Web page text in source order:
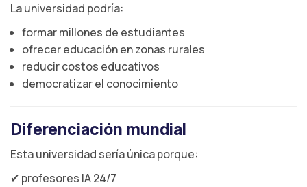
La universidad podría:
formar millones de estudiantes
ofrecer educación en zonas rurales
reducir costos educativos
democratizar el conocimiento
Diferenciación mundial
Esta universidad sería única porque:
✔ profesores IA 24/7